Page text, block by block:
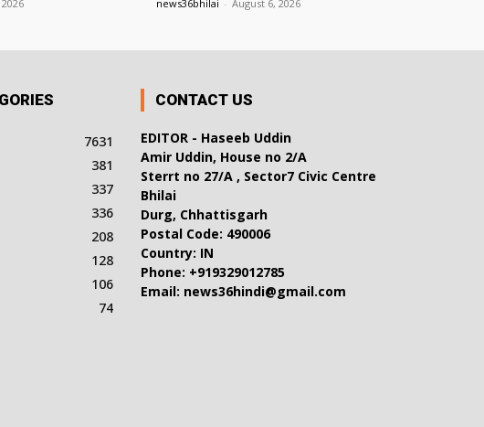
news36bhilai - August 6, 2026
7631
381
337
336
208
128
106
74
CONTACT US
EDITOR - Haseeb Uddin
Amir Uddin, House no 2/A
Sterrt no 27/A , Sector7 Civic Centre
Bhilai
Durg, Chhattisgarh
Postal Code: 490006
Country: IN
Phone: +919329012785
Email: news36hindi@gmail.com